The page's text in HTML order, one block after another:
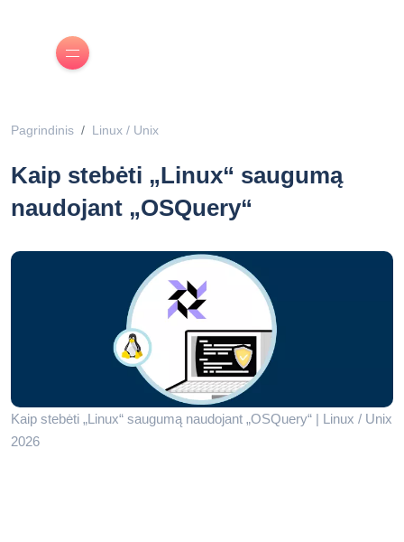
Pagrindinis Linux / Unix
Kaip stebėti „Linux“ saugumą
naudojant „OSQuery“
Kaip stebėti „Linux“ saugumą naudojant „OSQuery“ | Linux / Unix
2026